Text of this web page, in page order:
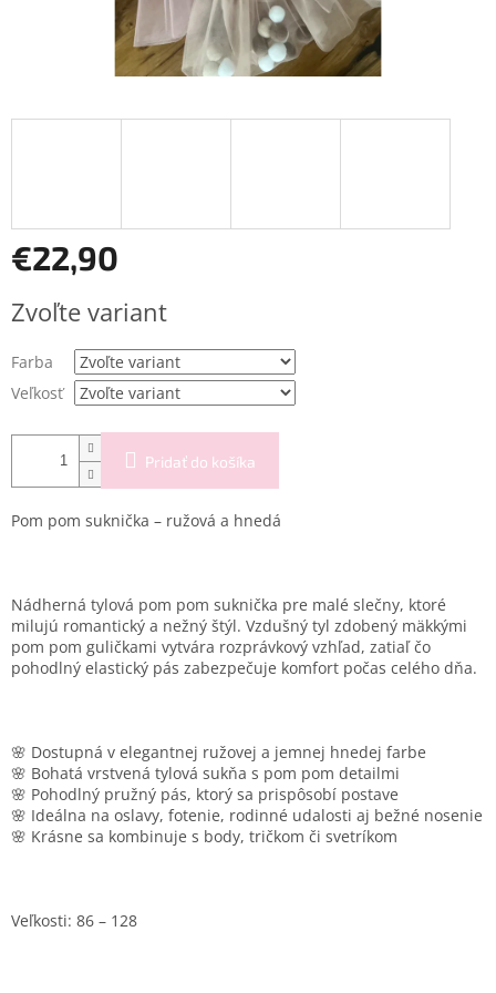
€22,90
cena:
Zvoľte variant
Farba
Veľkosť
Pridať do košíka
Pom pom suknička – ružová a hnedá
Nádherná tylová pom pom suknička pre malé slečny, ktoré
milujú romantický a nežný štýl. Vzdušný tyl zdobený mäkkými
pom pom guličkami vytvára rozprávkový vzhľad, zatiaľ čo
pohodlný elastický pás zabezpečuje komfort počas celého dňa.
🌸 Dostupná v elegantnej ružovej a jemnej hnedej farbe
🌸 Bohatá vrstvená tylová sukňa s pom pom detailmi
🌸 Pohodlný pružný pás, ktorý sa prispôsobí postave
🌸 Ideálna na oslavy, fotenie, rodinné udalosti aj bežné nosenie
🌸 Krásne sa kombinuje s body, tričkom či svetríkom
Veľkosti: 86 – 128